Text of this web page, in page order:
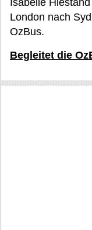
Isabelle
London nach
OzBus.
Begleitet die